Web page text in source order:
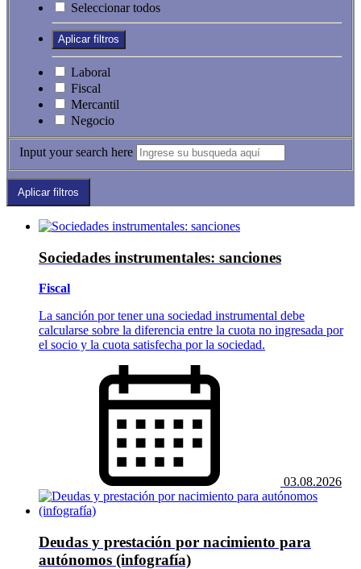
Seleccionar todos
Laboral
Fiscal
Mercantil
Negocio
Input your search here
Sociedades instrumentales: sanciones
Fiscal
La sanción por tener una sociedad instrumental debe
calcularse sobre la diferencia entre la cuota no ingresada por
el socio y la cuota satisfecha por la sociedad.
03.08.2026
Deudas y prestación por nacimiento para
autónomos (infografía)